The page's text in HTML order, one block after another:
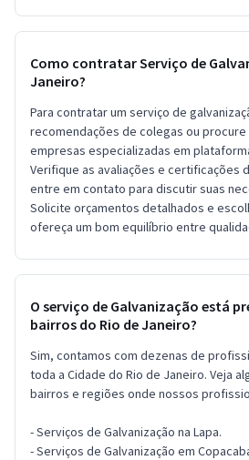
Como contratar Serviço de
Janeiro?
Para contratar um serviço de
recomendações de colegas ou
empresas especializadas em
Verifique as avaliações e certificações
entre em contato para discutir suas
Solicite orçamentos detalhados e
ofereça um bom equilíbrio entre
O serviço de Galvanização está
bairros do Rio de Janeiro?
Sim, contamos com dezenas de
toda a Cidade do Rio de Janeiro. Veja
bairros e regiões onde nossos
- Serviços de Galvanização na Lapa.
- Serviços de Galvanização em